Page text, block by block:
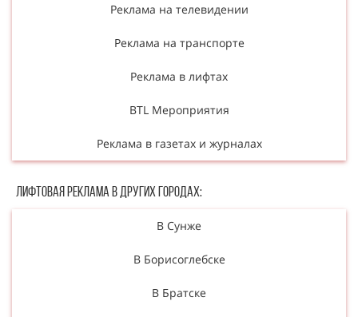
Реклама на телевидении
Реклама на транспорте
Реклама в лифтах
BTL Мероприятия
Реклама в газетах и журналах
Лифтовая реклама в других городах:
В Сунже
В Борисоглебске
В Братске